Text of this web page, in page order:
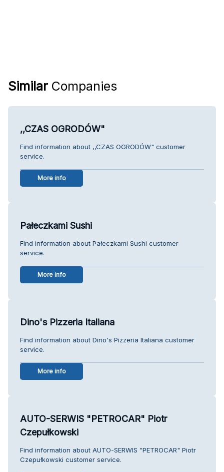
Similar Companies
,,CZAS OGRODÓW"
Find information about ,,CZAS OGRODÓW" customer
service.
More info
Pałeczkami Sushi
Find information about Pałeczkami Sushi customer
service.
More info
Dino's Pizzeria Italiana
Find information about Dino's Pizzeria Italiana customer
service.
More info
AUTO-SERWIS "PETROCAR" Piotr
Czepułkowski
Find information about AUTO-SERWIS "PETROCAR" Piotr
Czepułkowski customer service.